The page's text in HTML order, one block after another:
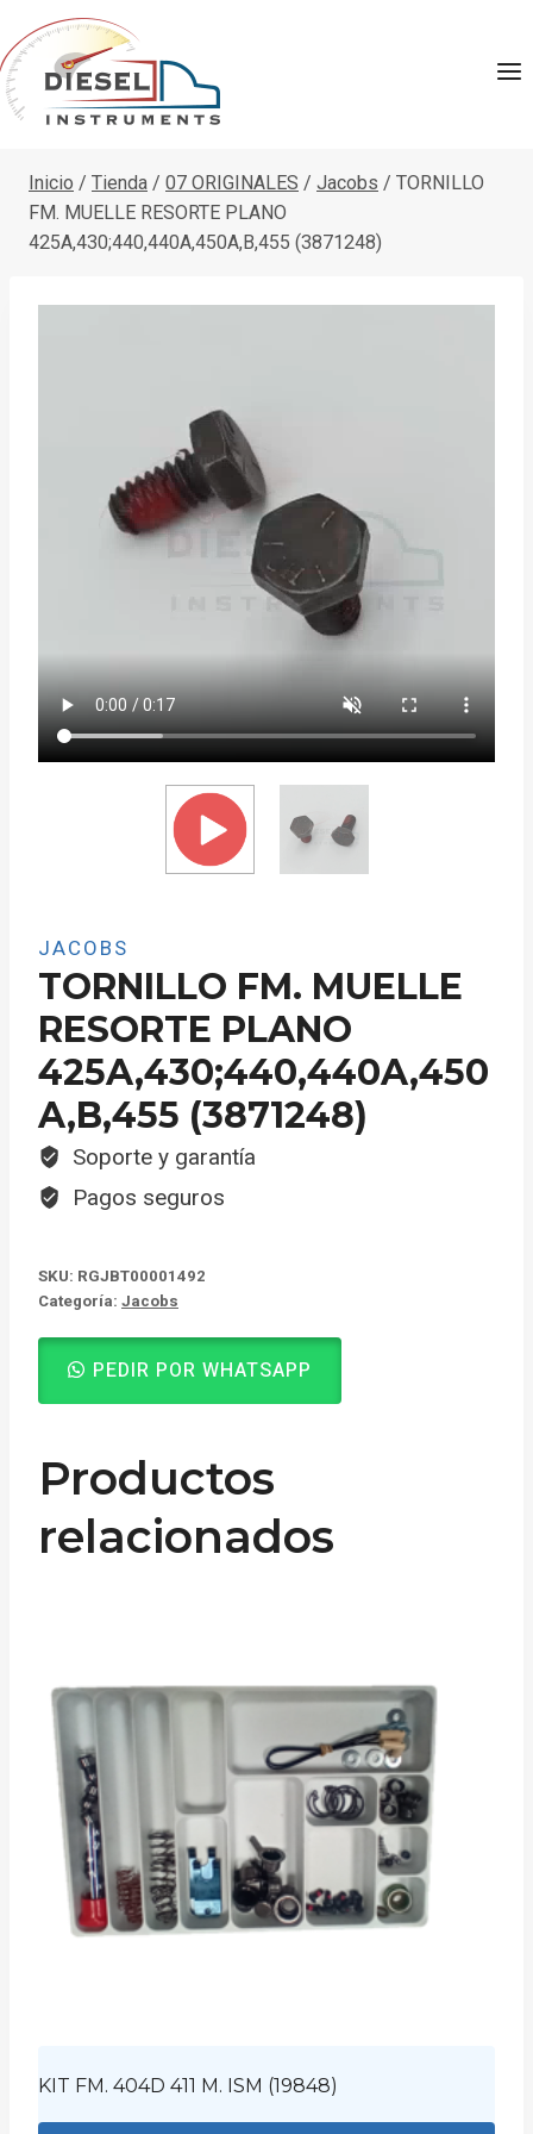
Saltar
al
contenido
Inicio / Tienda / 07 ORIGINALES / Jacobs / TORNILLO
FM. MUELLE RESORTE PLANO
425A,430;440,440A,450A,B,455 (3871248)
JACOBS
TORNILLO FM. MUELLE
RESORTE PLANO
425A,430;440,440A,450
A,B,455 (3871248)
Soporte y garantía
Pagos seguros
SKU: RGJBT00001492
Categoría: Jacobs
PEDIR POR WHATSAPP
Productos
relacionados
KIT FM. 404D 411 M. ISM (19848)